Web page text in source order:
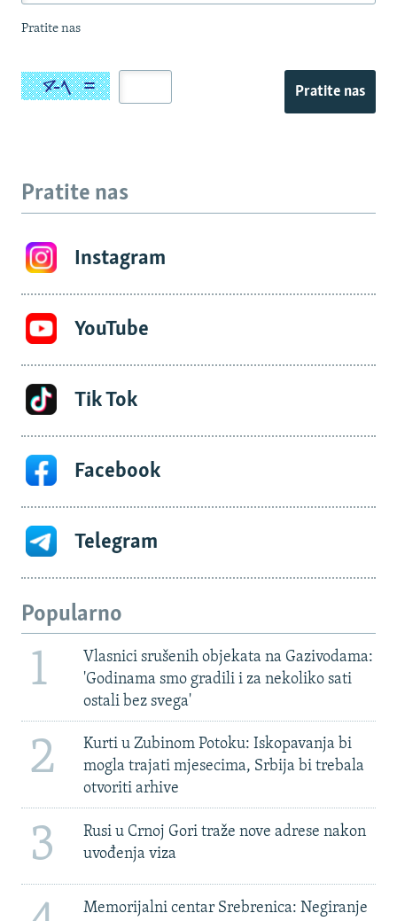
Pratite nas
Pratite nas
Pratite nas
Instagram
YouTube
Tik Tok
Facebook
Telegram
Popularno
1
Vlasnici srušenih objekata na Gazivodama:
'Godinama smo gradili i za nekoliko sati
ostali bez svega'
2
Kurti u Zubinom Potoku: Iskopavanja bi
mogla trajati mjesecima, Srbija bi trebala
otvoriti arhive
3
Rusi u Crnoj Gori traže nove adrese nakon
uvođenja viza
Memorijalni centar Srebrenica: Negiranje